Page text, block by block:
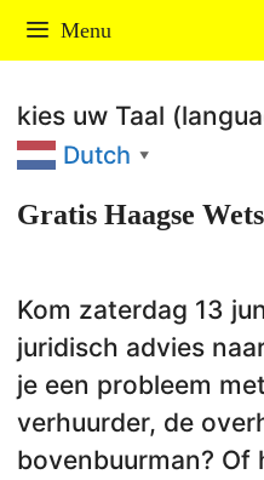
Ga
naar
inhoud
Menu
kies uw Taal
Dutch ▼
Gratis Haagse
Kom zaterdag 13
juridisch advies
je een probleem
verhuurder, de
bovenbuurman? Of